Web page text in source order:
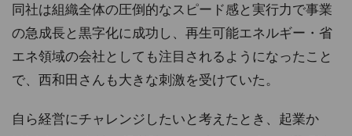
同社は組織全体の圧倒的なスピード感と実行力で事業
の急成長と黒字化に成功し、再生可能エネルギー・省
エネ領域の会社としても注目されるようになったこと
で、西和田さんも大きな刺激を受けていた。
自ら経営にチャレンジしたいと考えたとき、起業か